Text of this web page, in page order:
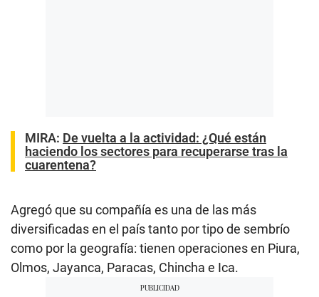
MIRA: De vuelta a la actividad: ¿Qué están
haciendo los sectores para recuperarse tras la
cuarentena?
Agregó que su compañía es una de las más
diversificadas en el país tanto por tipo de sembrío
como por la geografía: tienen operaciones en Piura,
Olmos, Jayanca, Paracas, Chincha e Ica.